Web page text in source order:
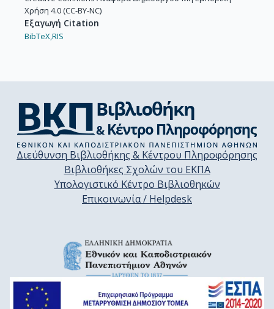
Χρήση 4.0 (CC-BY-NC)
Εξαγωγή Citation
BibTeX,RIS
Διεύθυνση Βιβλιοθήκης & Κέντρου Πληροφόρησης
Βιβλιοθήκες Σχολών του ΕΚΠΑ
Υπολογιστικό Κέντρο Βιβλιοθηκών
Επικοινωνία / Helpdesk